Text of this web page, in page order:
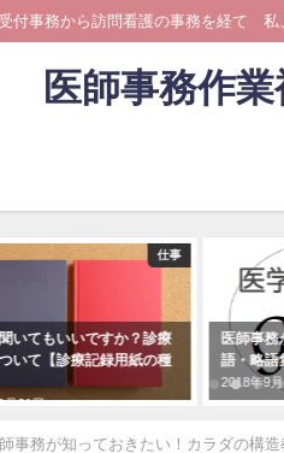
付事務から訪問看護の事務を経て 私
医師事務作
仕事
いてもいいですか？診療
いて【診療記録用紙の種
月21日
医師事務
語・略語
2018年9
事務が知っておきたい！カラダの構